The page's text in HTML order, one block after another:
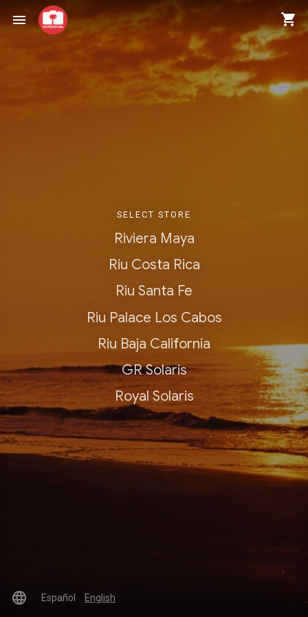
menu shopping_cart
SELECT STORE
Riviera Maya
Riu Costa Rica
Riu Santa Fe
Riu Palace Los Cabos
Riu Baja California
GR Solaris
Royal Solaris
language Español English